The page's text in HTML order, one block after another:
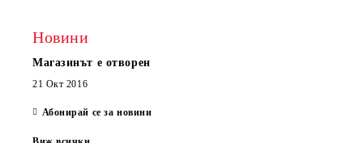
Новини
Магазинът е отворен
21 Окт 2016
Абонирай се за новини